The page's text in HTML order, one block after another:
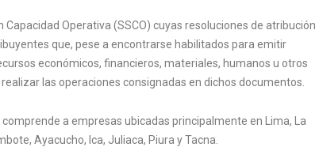
Operativa (SSCO) cuyas resoluciones de atribución
que, pese a encontrarse habilitados para emitir
económicos, financieros, materiales, humanos u otros
las operaciones consignadas en dichos documentos.
a empresas ubicadas principalmente en Lima, La
Ayacucho, Ica, Juliaca, Piura y Tacna.